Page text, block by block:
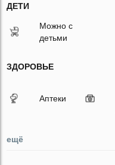
ДЕТИ
Можно с
детьми
ЗДОРОВЬЕ
Аптеки
ещё